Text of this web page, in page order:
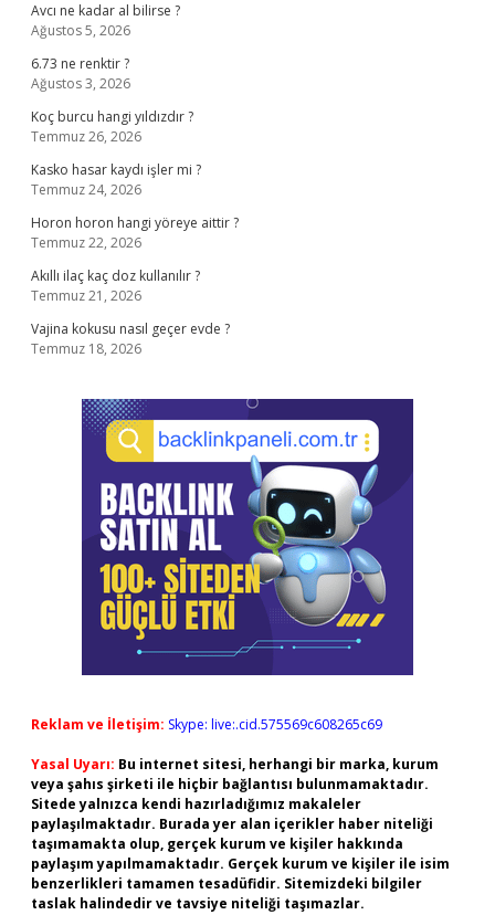
Avcı ne kadar al bilirse ?
Ağustos 5, 2026
6.73 ne renktir ?
Ağustos 3, 2026
Koç burcu hangi yıldızdır ?
Temmuz 26, 2026
Kasko hasar kaydı işler mi ?
Temmuz 24, 2026
Horon horon hangi yöreye aittir ?
Temmuz 22, 2026
Akıllı ilaç kaç doz kullanılır ?
Temmuz 21, 2026
Vajina kokusu nasıl geçer evde ?
Temmuz 18, 2026
Reklam ve İletişim: Skype: live:.cid.575569c608265c69
Yasal Uyarı: Bu internet sitesi, herhangi bir marka, kurum
veya şahıs şirketi ile hiçbir bağlantısı bulunmamaktadır.
Sitede yalnızca kendi hazırladığımız makaleler
paylaşılmaktadır. Burada yer alan içerikler haber niteliği
taşımamakta olup, gerçek kurum ve kişiler hakkında
paylaşım yapılmamaktadır. Gerçek kurum ve kişiler ile isim
benzerlikleri tamamen tesadüfidir. Sitemizdeki bilgiler
taslak halindedir ve tavsiye niteliği taşımazlar.